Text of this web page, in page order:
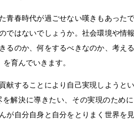
青春時代が過ごせない嘆きもあった
ではないでしょうか。社会環境や情
るのか、何をするべきなのか、考え
育んでいきます。
献することにより自己実現しようと
解決に導きたい、その実現のため
自分自身と自分をとりまく世界を見